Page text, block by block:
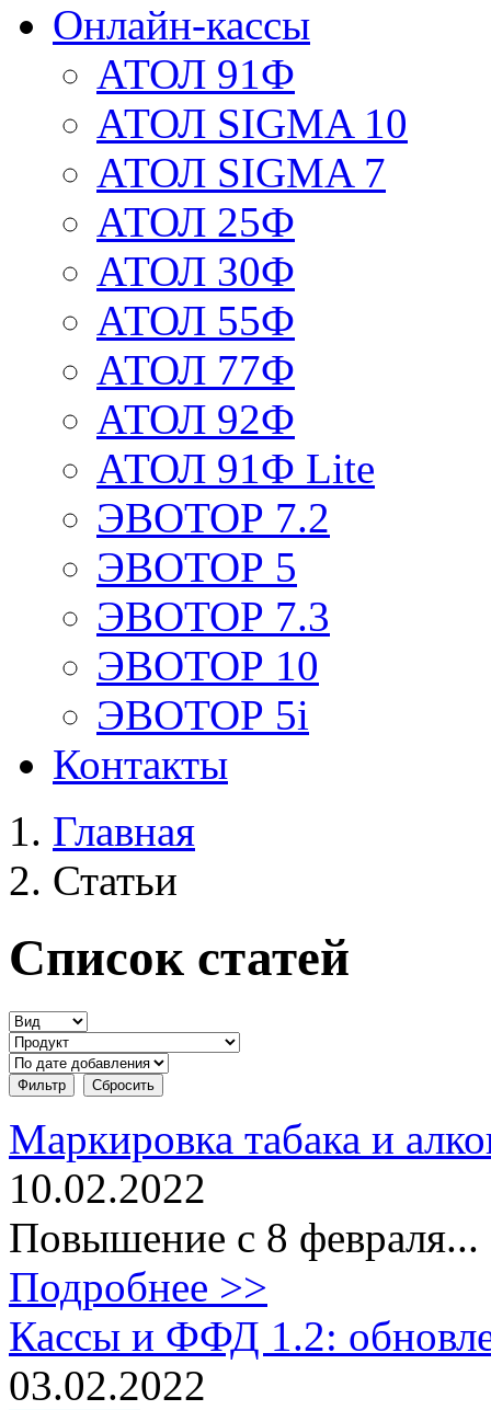
Онлайн-кассы
АТОЛ 91Ф
АТОЛ SIGMA 10
АТОЛ SIGMA 7
АТОЛ 25Ф
АТОЛ 30Ф
АТОЛ 55Ф
АТОЛ 77Ф
АТОЛ 92Ф
АТОЛ 91Ф Lite
ЭВОТОР 7.2
ЭВОТОР 5
ЭВОТОР 7.3
ЭВОТОР 10
ЭВОТОР 5i
Контакты
Главная
Статьи
Список статей
Маркировка табака и
10.02.2022
Повышение с 8 февраля...
Подробнее >>
Кассы и ФФД 1.2:
03.02.2022